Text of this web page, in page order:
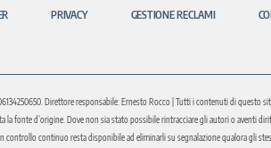
PRIVACY GESTIONE RECLAMI
Direttore responsabile: Ernesto Rocco | Tutti i contenuti di questo
la fonte d’origine. Dove non sia stato possibile rintracciare gli autori o aventi
continuo resta disponibile ad eliminarli su segnalazione qualora gli